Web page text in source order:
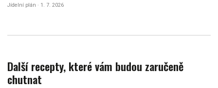
Jídelní plán · 1. 7. 2026
Další recepty, které vám budou zaručeně
chutnat